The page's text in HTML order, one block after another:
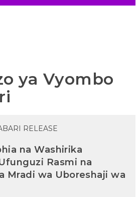
ya Vyombo
RELEASE
na Washirika
Rasmi na
Mradi wa Uboreshaji wa